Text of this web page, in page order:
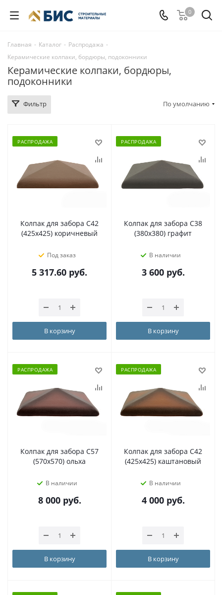
0
Главная - Каталог - Распродажа -
Керамические колпаки, бордюры, подоконники
Керамические колпаки, бордюры,
подоконники
Фильтр По умолчанию
РАСПРОДАЖА
Колпак для забора С42
(425х425) коричневый
Под заказ
5 317.60 руб.
В корзину
РАСПРОДАЖА
Колпак для забора C38
(380х380) графит
В наличии
3 600руб.
В корзину
РАСПРОДАЖА
Колпак для забора C57
(570х570) ольха
В наличии
8 000руб.
В корзину
РАСПРОДАЖА
Колпак для забора С42
(425х425) каштановый
В наличии
4 000руб.
В корзину